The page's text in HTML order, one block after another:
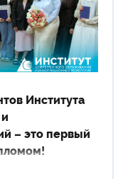
Института
– это первый